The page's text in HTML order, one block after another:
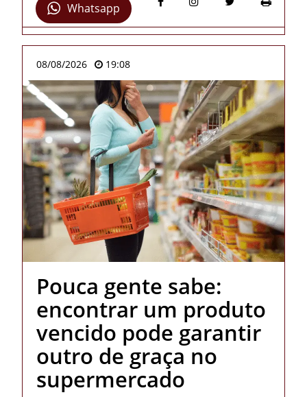
Whatsapp
08/08/2026 19:08
Pouca gente sabe:
encontrar um produto
vencido pode garantir
outro de graça no
supermercado